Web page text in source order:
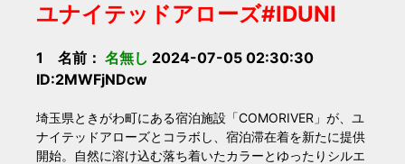
ユナイテッドアローズ#IDUNI
1 名前： 名無し 2024-07-05 02:30:30
ID:2MWFjNDcw
埼玉県ときがわ町にある宿泊施設「COMORIVER」が、ユ
ナイテッドアローズとコラボし、宿泊滞在着を新たに提供
開始。自然に溶け込む落ち着いたカラーとゆったりシルエ